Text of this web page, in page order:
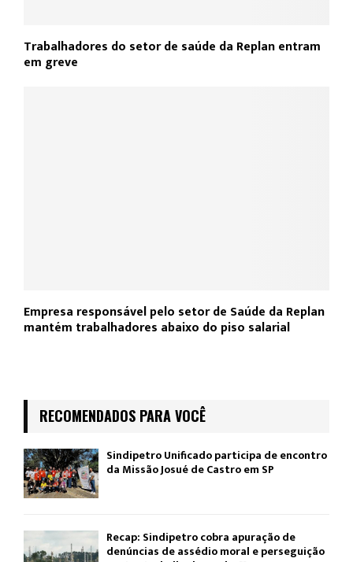
Trabalhadores do setor de saúde da Replan entram
em greve
Empresa responsável pelo setor de Saúde da Replan
mantém trabalhadores abaixo do piso salarial
RECOMENDADOS PARA VOCÊ
Sindipetro Unificado participa de encontro
da Missão Josué de Castro em SP
Recap: Sindipetro cobra apuração de
denúncias de assédio moral e perseguição